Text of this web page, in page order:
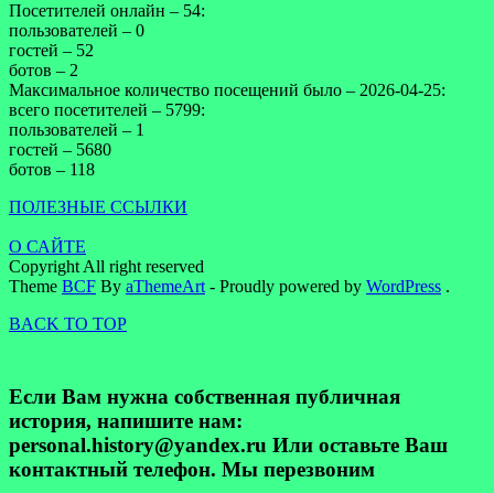
Посетителей онлайн – 54:
пользователей – 0
гостей – 52
ботов – 2
Максимальное количество посещений было – 2026-04-25:
всего посетителей – 5799:
пользователей – 1
гостей – 5680
ботов – 118
ПОЛЕЗНЫЕ ССЫЛКИ
О САЙТЕ
Copyright All right reserved
Theme BCF By aThemeArt - Proudly powered by WordPress .
BACK TO TOP
Если Вам нужна собственная публичная
история, напишите нам:
personal.history@yandex.ru Или оставьте Ваш
контактный телефон. Мы перезвоним